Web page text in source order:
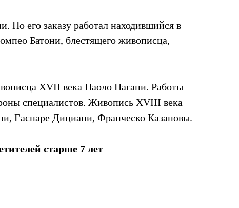
По его заказу работал находившийся в
Батони, блестящего живописца,
XVII века Паоло Пагани. Работы
специалистов. Живопись XVIII века
Гаспаре Дициани, Франческо Казановы.
старше 7 лет